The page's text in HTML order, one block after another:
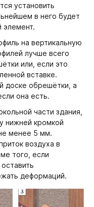
установить
в него будет
элемент.
на вертикальную
лучше всего
или, если это
вставке.
доске обрешётки, а
она есть.
части здания,
нижней кромкой
менее 5 мм.
воздуха в
того, если
деформаций.